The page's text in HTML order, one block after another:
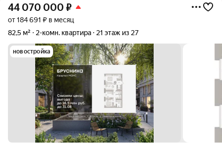
44 070 000 ₽
от 184 691 ₽ в месяц
82,5 м²
2-комн. квартира 21 этаж из 27
новостройка